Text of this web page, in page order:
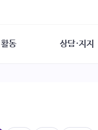
활동 상담·지지